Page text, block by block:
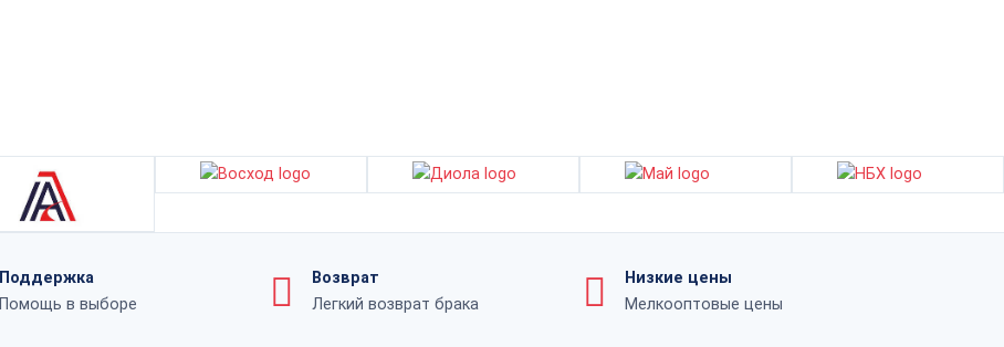
Поддержка
Помощь в выборе
Возврат
Легкий возврат брака
Низкие цены
Мелкооптовые цены